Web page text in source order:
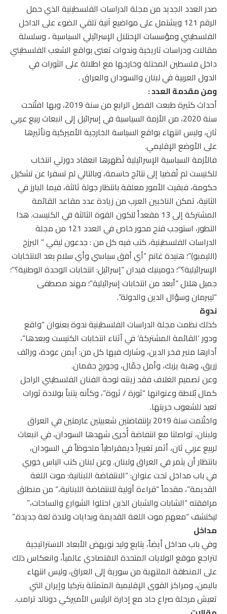
صدر العدد الجديد من مجلة الدراسات الفلسطينية الذي حمل
الرقم 121 ويشتمل على مواضيع آنية تلقي الضوء على الداخل
الفلسطيني ومؤسسات الإحتلال الإسرائيلي السياسية ، وسلسلة
مقالات ودراسات تاريخية وندوات تعنى بواقع الشعب الفلسطيني
داخل فلسطين المحتلة وخارجها مع اطلالة على الثورات في
الدول العربية في لبنان والسودان والعراق .
ومن مقدمة العدد :
أحداث كثيرة طبعت الفصل الرابع من سنة 2019، وبها افتُتحت
سنة 2020، من الأزمة السياسية في إسرائيل إلى انبعاث ربيع عربي
ثان، وليس انتهاء بواقع السياسة الخارجية الأميركية وتأثيرها
على الأوضع الإقليمي.
فالأزمة السياسية الإسرائيلية تُظهرها انعقاد دورتي انتخاب
للكنيست لم تُفضيا إلى نتائج حاسمة، وبالتالي لم تسفرا عن تشكيل
حكومة، فبقيت الأمور معلقة بانتظار جولة ثالثة، فيما البارز في
الثانية، تمكن الناخبين العرب من زيادة عدد مقاعد القائمة
المشتركة إلى 13 مقعداً لتكون القوة الثالثة في الكنيست. هذا
التطور، استوجب فتح محور خاص في العدد 121 من مجلة
الدراسات الفلسطينية، كتب فيه كل من : جدعون ليفي ” البرزخ
(الليمبو)”؛ هنيدة غانم “أي أفق سياسي وأي سلام بعد الانتخابات
الإسرائيلية؟”؛ دومينيك فيدان “إسرائيل: انتخابات الوحدة الوطنية؟”؛
جميل هلال “أبعد من انتخابات إسرائيلية”؛ مهند مصطفى
“ليبرمان وسؤال الدين والدولة”.
ندوة
كذلك نظمت مجلة الدراسات الفلسطينية ندوة بعنوان “واقع
ودور ‘القائمة المشتركة’ في أثناء انتخابات الكنيست وبعدها”،
أدارها منير فخر الدين، وشارك فيها كل من: أيمن عودة، ورائف
زريق، وهبة يزبك، وأمل جمّال، وجورج جقمان.
وعن تصميم الغلاف فقد زينته لوحة الفنان الفلسطيني الراحل
كمال بُلاطة وعنوانها “ثورة / ثروة”، وكأنه يتنبأ بولادة ثورات
تعيد للشعوب حريتها.
واختُتمت سنة 2019 بإنتفاضتين شعبيتين عارمتين في العراق
ولبنان، تواصلتا مع انتفاضة أُخرى شهدها السودان، في انبعاث
لربيع عربي ثان، أثمر تغييراً ديمقراطياً ملحوظاً في السودان،
بانتظار أن يثمر في العراق ولبنان. وعن لبنان كتب الياس خوري
في باب مداخل تحت عنوان: “الانتفاضة اللبنانية: موت اللغة
القديمة”، مقدماً “قراءة أولية للانتفاضة اللبنانية،” من منطلق
مرافقته “الشابات والشبان الذين احتلوا الشوارع والساحات،”
ليكتشف “معهم موت اللغة القديمة وبدايات ولادة لغة جديدة.”
مداخل
وفي باب مداخل أيضاً، يتابع وليد نويهض الأبعاد الاستراتيجية
لتراجع موقع الولايات المتحدة الاقتصادي عالمياً، وانعكاس ذلك
على المنطقة الملتهبة من سورية إلى العراق، وليس انتهاء
باليمن، ومراكز القوى الإقليمية المتمثلة بتركيا وإيران التي
تعيش مرحلة صراع حاد مع إدارة الرئيس الأميركي دونالد ترامب.